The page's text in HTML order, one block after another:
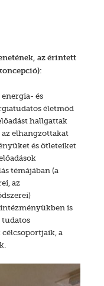
az érintett
energia- és
életmód
hallgattak
az elhangzottakat
és ötleteiket
témájában (a
az
is
tudatos
a